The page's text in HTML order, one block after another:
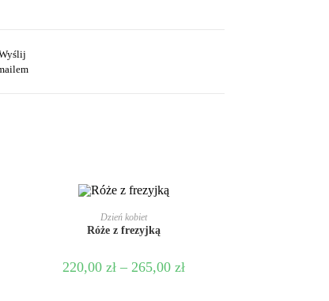
WYBIERZ OPCJE
Dzień kobiet
Róże z frezyjką
220,00 zł – 265,00 zł